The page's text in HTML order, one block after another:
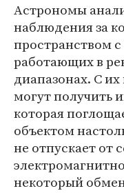
Астрономы
наблюдения за
пространством
работающих в
диапазонах. С
могут получить
которая
объектом
не отпускает от
некоторый